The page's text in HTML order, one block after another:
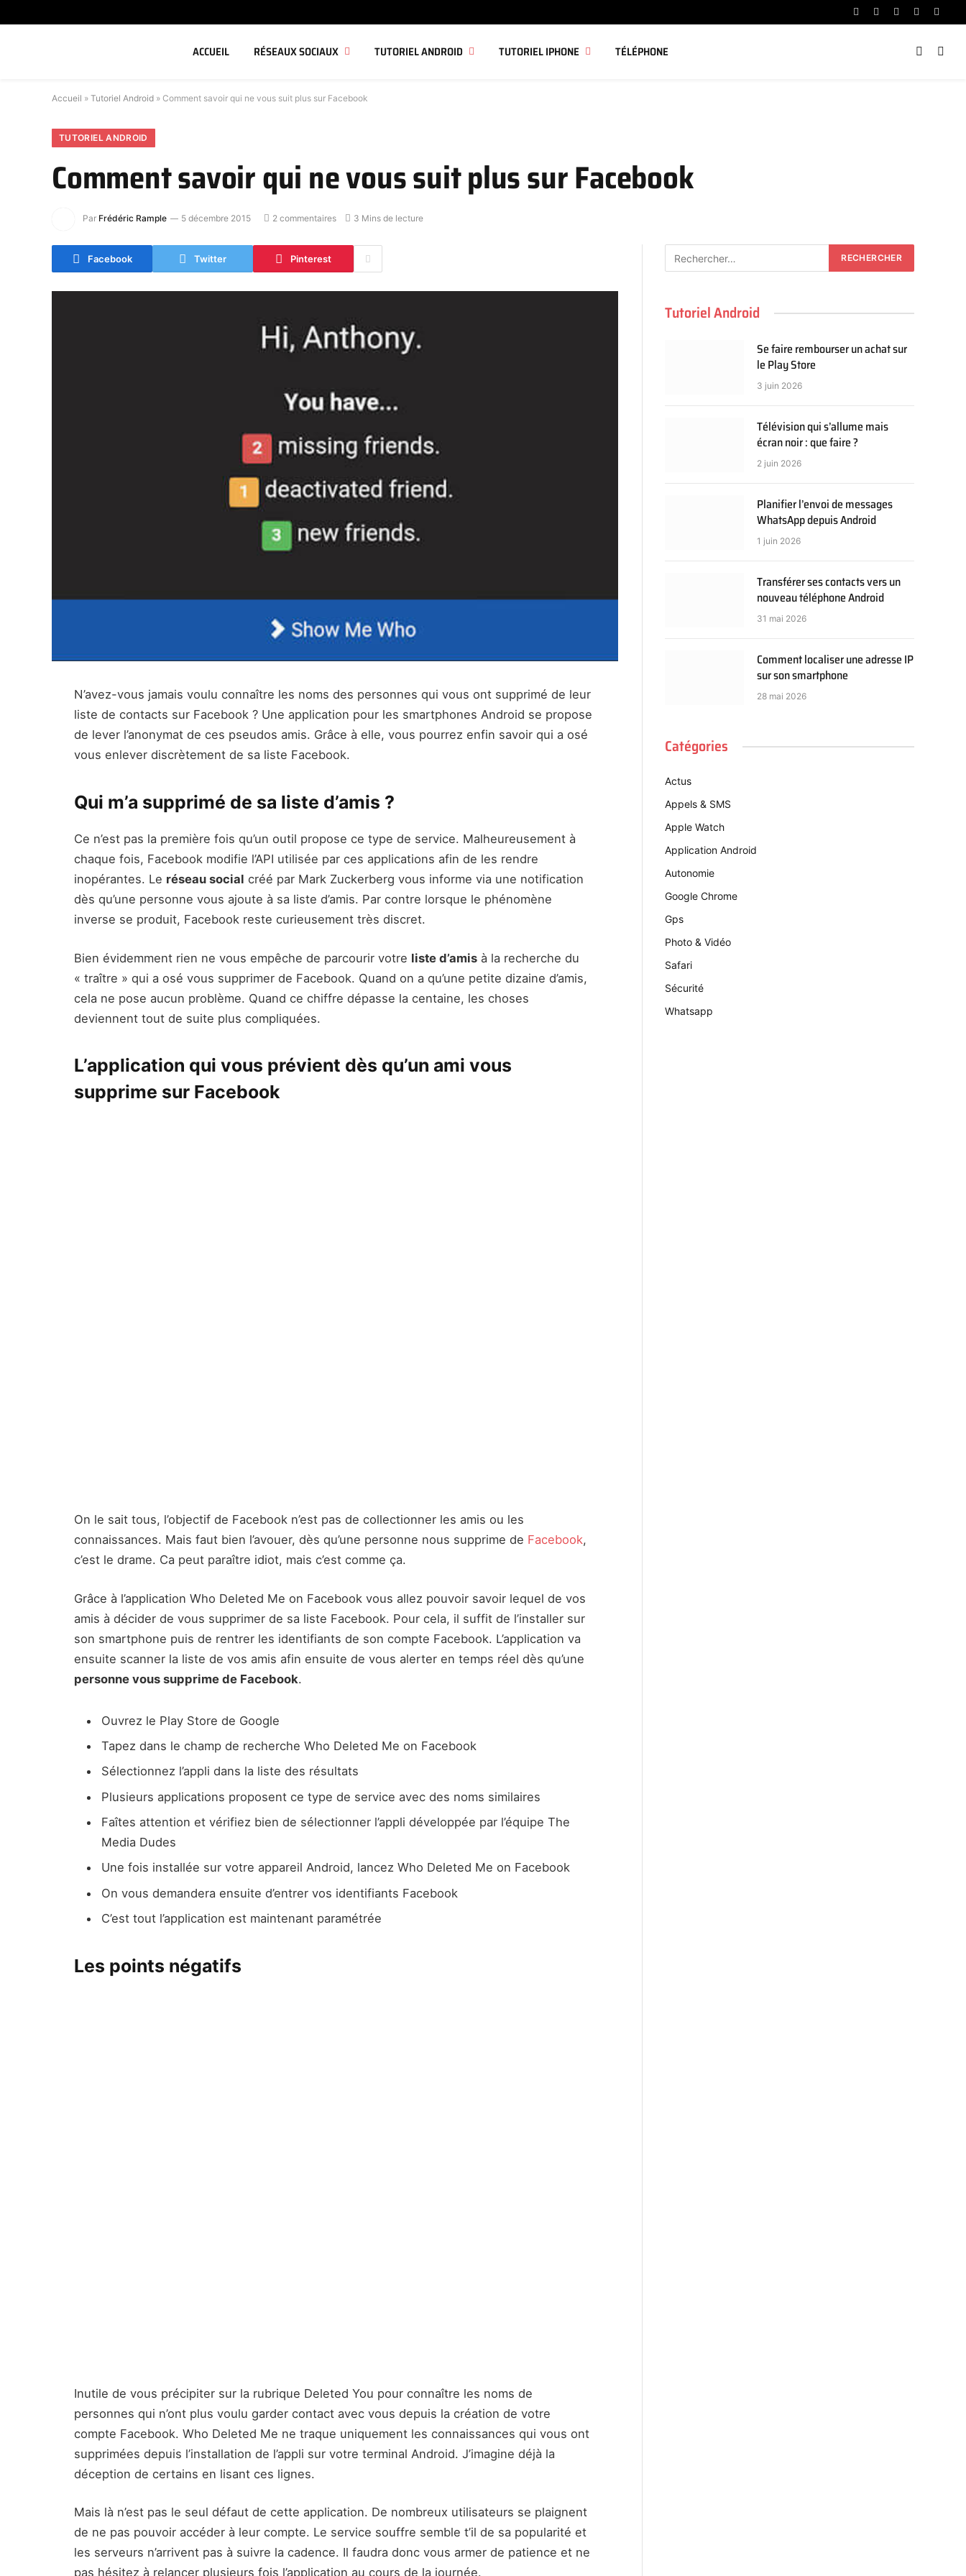
Facebook
X
Instagram
YouTube
ACCUEIL RÉSEAUX SOCIAUX TUTORIEL ANDROID TUTORIEL IPHONE TÉLÉPHONE
Accueil » Tutoriel Android » Comment savoir qui ne vous suit plus sur Facebook
TUTORIEL ANDROID
Comment savoir qui ne vous suit plus sur Facebook
Par Frédéric Rample 5 décembre 2015 2 commentaires 3 Mins de lecture
Facebook Twitter Pinterest
N’avez-vous jamais voulu connaître les noms des personnes qui vous ont supprimé de leur
liste de contacts sur Facebook ? Une application pour les smartphones Android se propose
de lever l’anonymat de ces pseudos amis. Grâce à elle, vous pourrez enfin savoir qui a osé
vous enlever discrètement de sa liste Facebook.
Qui m’a supprimé de sa liste d’amis ?
Ce n’est pas la première fois qu’un outil propose ce type de service. Malheureusement à
chaque fois, Facebook modifie l’API utilisée par ces applications afin de les rendre
inopérantes. Le réseau social créé par Mark Zuckerberg vous informe via une notification
dès qu’une personne vous ajoute à sa liste d’amis. Par contre lorsque le phénomène
inverse se produit, Facebook reste curieusement très discret.
Bien évidemment rien ne vous empêche de parcourir votre liste d’amis à la recherche du
« traître » qui a osé vous supprimer de Facebook. Quand on a qu’une petite dizaine d’amis,
cela ne pose aucun problème. Quand ce chiffre dépasse la centaine, les choses
deviennent tout de suite plus compliquées.
L’application qui vous prévient dès qu’un ami vous
supprime sur Facebook
On le sait tous, l’objectif de Facebook n’est pas de collectionner les amis ou les
connaissances. Mais faut bien l’avouer, dès qu’une personne nous supprime de Facebook,
c’est le drame. Ca peut paraître idiot, mais c’est comme ça.
Grâce à l’application Who Deleted Me on Facebook vous allez pouvoir savoir lequel de vos
amis à décider de vous supprimer de sa liste Facebook. Pour cela, il suffit de l’installer sur
son smartphone puis de rentrer les identifiants de son compte Facebook. L’application va
ensuite scanner la liste de vos amis afin ensuite de vous alerter en temps réel dès qu’une
personne vous supprime de Facebook.
Ouvrez le Play Store de Google
Tapez dans le champ de recherche Who Deleted Me on Facebook
Sélectionnez l’appli dans la liste des résultats
Plusieurs applications proposent ce type de service avec des noms similaires
Faîtes attention et vérifiez bien de sélectionner l’appli développée par l’équipe The
Media Dudes
Une fois installée sur votre appareil Android, lancez Who Deleted Me on Facebook
On vous demandera ensuite d’entrer vos identifiants Facebook
C’est tout l’application est maintenant paramétrée
Les points négatifs
Inutile de vous précipiter sur la rubrique Deleted You pour connaître les noms de
personnes qui n’ont plus voulu garder contact avec vous depuis la création de votre
compte Facebook. Who Deleted Me ne traque uniquement les connaissances qui vous ont
supprimées depuis l’installation de l’appli sur votre terminal Android. J’imagine déjà la
déception de certains en lisant ces lignes.
Mais là n’est pas le seul défaut de cette application. De nombreux utilisateurs se plaignent
de ne pas pouvoir accéder à leur compte. Le service souffre semble t’il de sa popularité et
les serveurs n’arrivent pas à suivre la cadence. Il faudra donc vous armer de patience et ne
pas hésitez à relancer plusieurs fois l’application au cours de la journée.
Tutoriel Android
Se faire rembourser un achat sur
le Play Store
3 juin 2026
Télévision qui s’allume mais
écran noir : que faire ?
2 juin 2026
Planifier l’envoi de messages
WhatsApp depuis Android
1 juin 2026
Transférer ses contacts vers un
nouveau téléphone Android
31 mai 2026
Comment localiser une adresse IP
sur son smartphone
28 mai 2026
Catégories
Actus
Appels & SMS
Apple Watch
Application Android
Autonomie
Google Chrome
Gps
Photo & Vidéo
Safari
Sécurité
Whatsapp